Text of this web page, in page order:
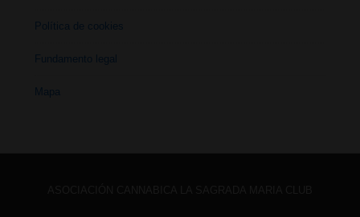
Política de cookies
Fundamento legal
Mapa